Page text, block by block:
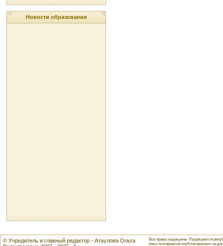
Новости образования
© Учредитель и главный редактор - Атаулова Ольга
Все права защищены. Разрешается
иных материалов опубликованных на